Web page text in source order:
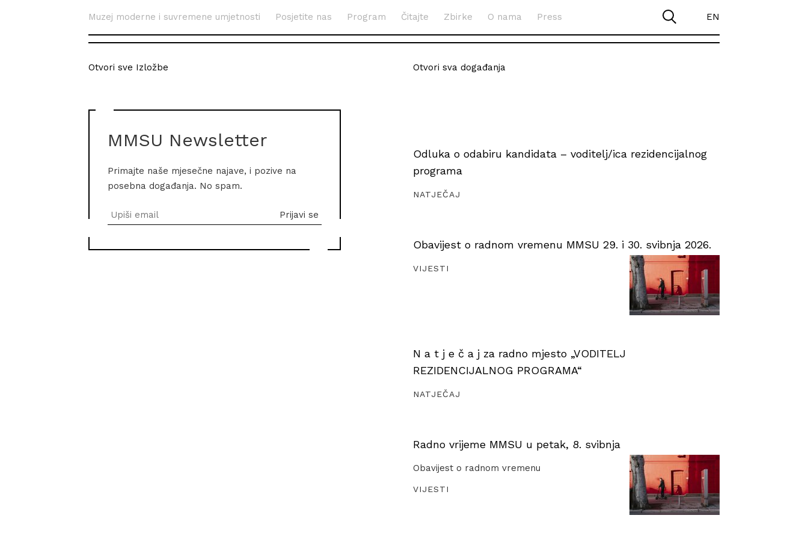
Muzej moderne i suvremene umjetnosti Posjetite nas Program Čitajte Zbirke O nama Press EN
Otvori sve Izložbe
MMSU Newsletter
Primajte naše mjesečne najave, i pozive na
posebna događanja. No spam.
Otvori sva događanja
Odluka o odabiru kandidata – voditelj/ica rezidencijalnog
programa
NATJEČAJ
Obavijest o radnom vremenu MMSU 29. i 30. svibnja 2026.
VIJESTI
N a t j e č a j za radno mjesto „VODITELJ
REZIDENCIJALNOG PROGRAMA“
NATJEČAJ
Radno vrijeme MMSU u petak, 8. svibnja
Obavijest o radnom vremenu
VIJESTI